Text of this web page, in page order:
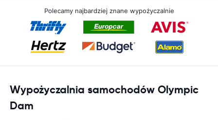
Polecamy najbardziej znane wypożyczalnie
Wypożyczalnia samochodów Olympic
Dam